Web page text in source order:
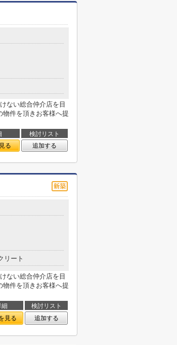
ない総合仲介店を目
物件を頂きお客様へ提
検討リスト
る 追加する
リート
ない総合仲介店を目
物件を頂きお客様へ提
細
検討リスト
見る 追加する